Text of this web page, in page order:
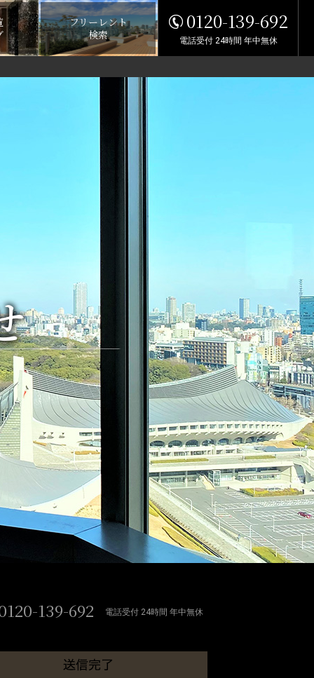
フリーレント
検索
0120-139-692
電話受付 24時間 年中無休
139-692 電話受付 24時間 年中無休